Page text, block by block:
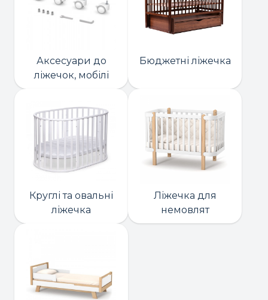
Аксесуари до
ліжечок, мобілі
Бюджетні ліжечка
Круглі та овальні
ліжечка
Ліжечка для
немовлят